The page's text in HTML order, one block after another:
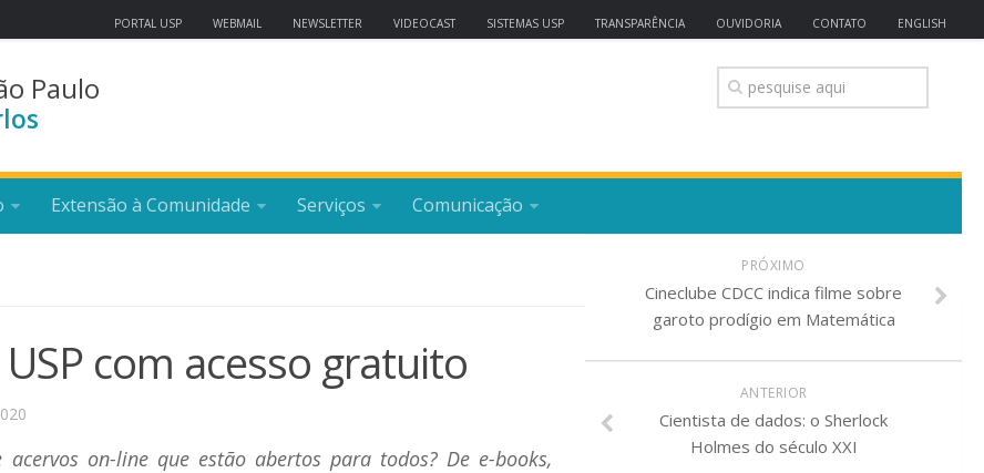
PORTAL USP WEBMAIL NEWSLETTER VIDEOCAST SISTEMAS USP TRANSPARÊNCIA OUVIDORIA CONTATO ENGLISH
Paulo
Extensão à Comunidade Serviços Comunicação
com acesso gratuito
on-line que estão abertos para todos? De e-books,
PRÓXIMO
Cineclube CDCC indica filme sobre
garoto prodígio em Matemática
ANTERIOR
Cientista de dados: o Sherlock
Holmes do século XXI